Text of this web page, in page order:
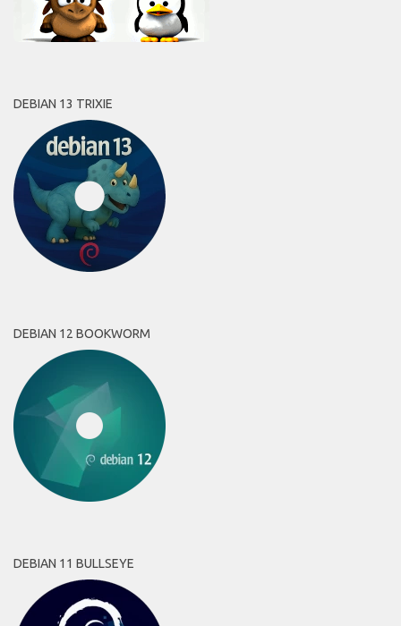
DEBIAN 13 TRIXIE
DEBIAN 12 BOOKWORM
DEBIAN 11 BULLSEYE